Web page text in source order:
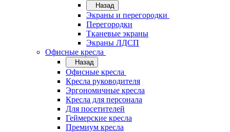
Назад
Экраны и перегородки
Перегородки
Тканевые экраны
Экраны ЛДСП
Офисные кресла
Назад
Офисные кресла
Кресла руководителя
Эргономичные кресла
Кресла для персонала
Для посетителей
Геймерские кресла
Премиум кресла